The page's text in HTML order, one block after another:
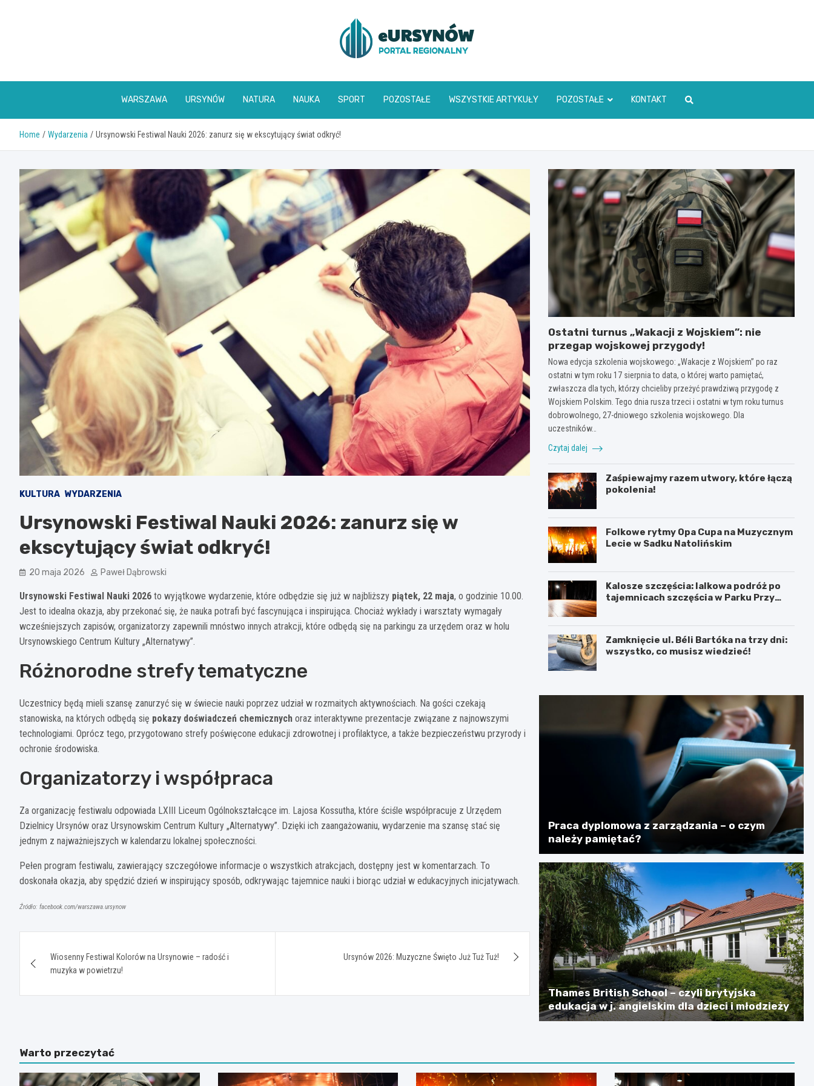
WARSZAWA URSYNÓW NATURA NAUKA SPORT POZOSTAŁE WSZYSTKIE ARTYKUŁY POZOSTAŁE KONTAKT
Home Wydarzenia Ursynowski Festiwal Nauki 2026: zanurz się w ekscytujący świat odkryć!
KULTURA WYDARZENIA
Ursynowski Festiwal Nauki 2026: zanurz się w
ekscytujący świat odkryć!
20 maja 2026 Paweł Dąbrowski
Ursynowski Festiwal Nauki 2026 to wyjątkowe wydarzenie, które odbędzie się już w najbliższy piątek, 22 maja, o godzinie 10.00.
Jest to idealna okazja, aby przekonać się, że nauka potrafi być fascynująca i inspirująca. Chociaż wykłady i warsztaty wymagały
wcześniejszych zapisów, organizatorzy zapewnili mnóstwo innych atrakcji, które odbędą się na parkingu za urzędem oraz w holu
Ursynowskiego Centrum Kultury „Alternatywy”.
Różnorodne strefy tematyczne
Uczestnicy będą mieli szansę zanurzyć się w świecie nauki poprzez udział w rozmaitych aktywnościach. Na gości czekają
stanowiska, na których odbędą się pokazy doświadczeń chemicznych oraz interaktywne prezentacje związane z najnowszymi
technologiami. Oprócz tego, przygotowano strefy poświęcone edukacji zdrowotnej i profilaktyce, a także bezpieczeństwu przyrody i
ochronie środowiska.
Organizatorzy i współpraca
Za organizację festiwalu odpowiada LXIII Liceum Ogólnokształcące im. Lajosa Kossutha, które ściśle współpracuje z Urzędem
Dzielnicy Ursynów oraz Ursynowskim Centrum Kultury „Alternatywy”. Dzięki ich zaangażowaniu, wydarzenie ma szansę stać się
jednym z najważniejszych w kalendarzu lokalnej społeczności.
Pełen program festiwalu, zawierający szczegółowe informacje o wszystkich atrakcjach, dostępny jest w komentarzach. To
doskonała okazja, aby spędzić dzień w inspirujący sposób, odkrywając tajemnice nauki i biorąc udział w edukacyjnych inicjatywach.
Źródło: facebook.com/warszawa.ursynow
wpisu
Wiosenny Festiwal Kolorów na Ursynowie – radość i
muzyka w powietrzu!
Ursynów 2026: Muzyczne Święto Już Tuż Tuż!
Ostatni turnus „Wakacji z Wojskiem”: nie
przegap wojskowej przygody!
Nowa edycja szkolenia wojskowego: „Wakacje z Wojskiem” po raz
ostatni w tym roku 17 sierpnia to data, o której warto pamiętać,
zwłaszcza dla tych, którzy chcieliby przeżyć prawdziwą przygodę z
Wojskiem Polskim. Tego dnia rusza trzeci i ostatni w tym roku turnus
dobrowolnego, 27-dniowego szkolenia wojskowego. Dla
uczestników…
Czytaj dalej
Zaśpiewajmy razem utwory, które łączą
pokolenia!
Folkowe rytmy Opa Cupa na Muzycznym
Lecie w Sadku Natolińskim
Kalosze szczęścia: lalkowa podróż po
tajemnicach szczęścia w Parku Przy
Zamknięcie ul. Béli Bartóka na trzy dni:
wszystko, co musisz wiedzieć!
Praca dyplomowa z zarządzania – o czym
należy pamiętać?
Thames British School – czyli brytyjska
edukacja w j. angielskim dla dzieci i młodzieży
Warto przeczytać